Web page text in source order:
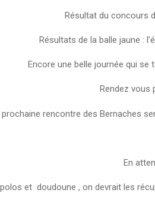
Résultat du concours
Résultats de la balle jaune :
Encore une belle journée qui
Rendez vous
prochaine rencontre des Bernaches
En
et doudoune , on devrait les